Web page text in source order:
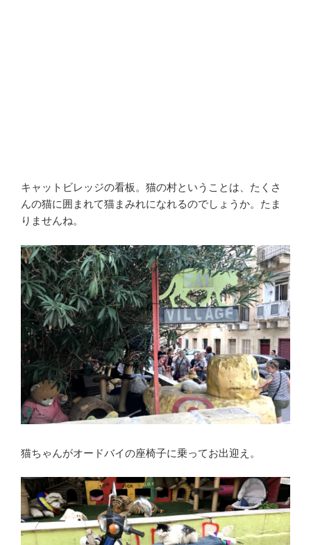
キャットビレッジの看板。猫の村ということは、たくさ
んの猫に囲まれて猫まみれになれるのでしょうか。たま
りませんね。
猫ちゃんがオードバイの座椅子に乗ってお出迎え。